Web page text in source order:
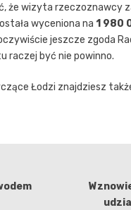
że wizyta rzeczoznawcy
wyceniona na 1 980
jeszcze zgoda
raczej być nie powinno.
Łodzi znajdziesz